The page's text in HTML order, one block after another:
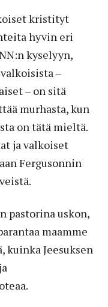
kristityt
hyvin eri
kyselyyn,
–
– on sitä
murhasta, kun
on tätä mieltä.
ja valkoiset
Fergusonnin
pastorina uskon,
maamme
kuinka Jeesuksen